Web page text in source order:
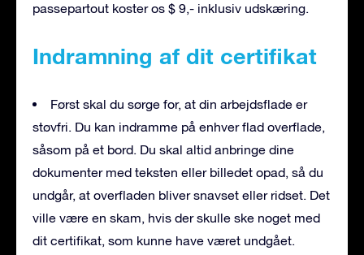
passepartout koster os $ 9,- inklusiv udskæring.
Indramning af dit certifikat
Først skal du sørge for, at din arbejdsflade er
støvfri. Du kan indramme på enhver flad overflade,
såsom på et bord. Du skal altid anbringe dine
dokumenter med teksten eller billedet opad, så du
undgår, at overfladen bliver snavset eller ridset. Det
ville være en skam, hvis der skulle ske noget med
dit certifikat, som kunne have været undgået.